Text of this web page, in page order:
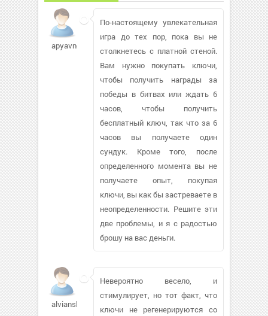
apyavnov804
По-настоящему увлекательная
игра до тех пор, пока вы не
столкнетесь с платной стеной.
Вам нужно покупать ключи,
чтобы получить награды за
победы в битвах или ждать 6
часов, чтобы получить
бесплатный ключ, так что за 6
часов вы получаете один
сундук. Кроме того, после
определенного момента вы не
получаете опыт, покупая
ключи, вы как бы застреваете в
неопределенности. Решите эти
две проблемы, и я с радостью
брошу на вас деньги.
alvianskiy
Невероятно весело, и
стимулирует, но тот факт, что
ключи не регенерируются со